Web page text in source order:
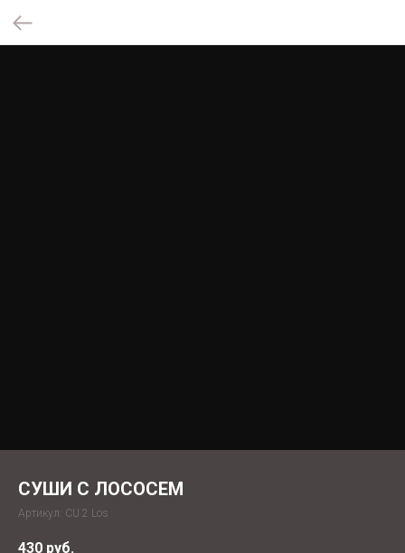
СУШИ С ЛОСОСЕМ
Артикул: CU 2 Los
430 руб.